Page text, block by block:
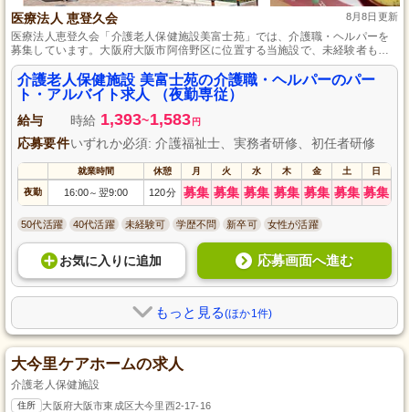
医療法人 恵登久会 8月8日更新
医療法人恵登久会「介護老人保健施設美富士苑」では、介護職・ヘルパーを
募集しています。大阪府大阪市阿倍野区に位置する当施設で、未経験者も歓
迎です。専任スタッフによる丁寧な指導が受けられるため、初めての方も安
心してスタートできます。パート・アルバイトとしての柔軟な働き方が可能
で、ライフスタイルに合わせた勤務ができます。感謝の言葉と笑顔に触れな
がら、地域社会に貢献しませんか？
介護老人保健施設 美富士苑の介護職・ヘルパーのパー
ト・アルバイト求人 （夜勤専従）
給与 時給 1,393~1,583 円
応募要件いずれか必須: 介護福祉士、実務者研修、初任者研修
就業時間 休憩 月 火 水 木 金 土 日
夜勤 16:00～ 翌9:00 120分 募集 募集 募集 募集 募集 募集 募集
50代活躍 40代活躍 未経験可 学歴不問 新卒可 女性が活躍
お気に入り に追加 応募画面へ進む
もっと見る(ほか1件)
大今里ケアホームの求人
介護老人保健施設
住所 大阪府大阪市東成区大今里西2-17-16